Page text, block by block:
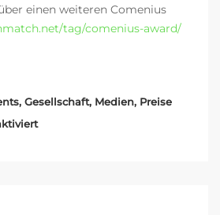
einen weiteren Comenius
tag/comenius-award/
, Gesellschaft, Medien, Preise
für COMENIUS AWARD 2022